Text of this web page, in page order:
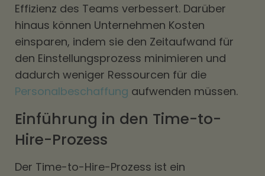
Effizienz des Teams verbessert. Darüber
hinaus können Unternehmen Kosten
einsparen, indem sie den Zeitaufwand für
den Einstellungsprozess minimieren und
dadurch weniger Ressourcen für die
Personalbeschaffung aufwenden müssen.
Einführung in den Time-to-
Hire-Prozess
Der Time-to-Hire-Prozess ist ein